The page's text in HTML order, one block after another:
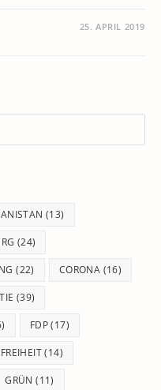
25. APRIL 2019
(13)
(24)
(22) CORONA (16)
(39)
FDP(17)
FREIHEIT(14)
GRÜN (11)